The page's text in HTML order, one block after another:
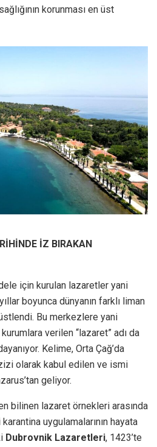
korunması en üst
İZ BIRAKAN
için kurulan lazaretler yani
boyunca dünyanın farklı liman
Bu merkezlere yani
verilen “lazaret” adı da
Kelime, Orta Çağ’da
olarak kabul edilen ve ismi
geliyor.
bilinen lazaret örnekleri arasında
uygulamalarının hayata
Dubrovnik Lazaretleri, 1423’te